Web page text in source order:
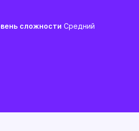
сложности Средний